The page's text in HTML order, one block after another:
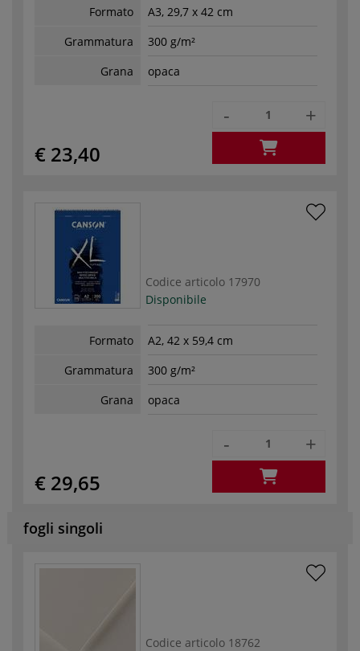
Formato
A3, 29,7 x 42 cm
Grammatura
300 g/m²
Grana
opaca
€ 23,40
- +
Codice articolo 17970
Disponibile
Formato
A2, 42 x 59,4 cm
Grammatura
300 g/m²
Grana
opaca
€ 29,65
- +
fogli singoli
Codice articolo 18762